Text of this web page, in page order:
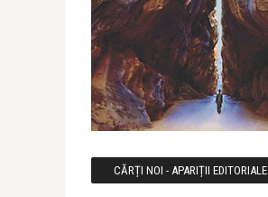
CĂRȚI NOI - APARIȚII EDITORIALE